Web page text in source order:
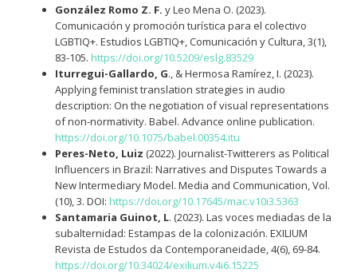
González Romo Z. F. y Leo Mena O. (2023).
Comunicación y promoción turística para el colectivo
LGBTIQ+. Estudios LGBTIQ+, Comunicación y Cultura, 3(1),
83-105. https://doi.org/10.5209/eslg.83529
Iturregui-Gallardo, G., & Hermosa Ramírez, I. (2023).
Applying feminist translation strategies in audio
description: On the negotiation of visual representations
of non-normativity. Babel. Advance online publication.
https://doi.org/10.1075/babel.00354.itu
Peres-Neto, Luiz (2022). Journalist-Twitterers as Political
Influencers in Brazil: Narratives and Disputes Towards a
New Intermediary Model. Media and Communication, Vol.
(10), 3. DOI: https://doi.org/10.17645/mac.v10i3.5363
Santamaria Guinot, L. (2023). Las voces mediadas de la
subalternidad: Estampas de la colonización. EXILIUM
Revista de Estudos da Contemporaneidade, 4(6), 69-84.
https://doi.org/10.34024/exilium.v4i6.15225